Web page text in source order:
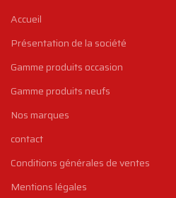
Accueil
Présentation de la société
Gamme produits occasion
Gamme produits neufs
Nos marques
contact
Conditions générales de ventes
Mentions légales